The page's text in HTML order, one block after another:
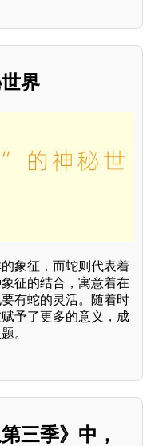
界
象征，而蛇则代表着
征的结合，寓意着在
有蛇的灵活。随着时
予了更多的意义，成
。
三季》中，